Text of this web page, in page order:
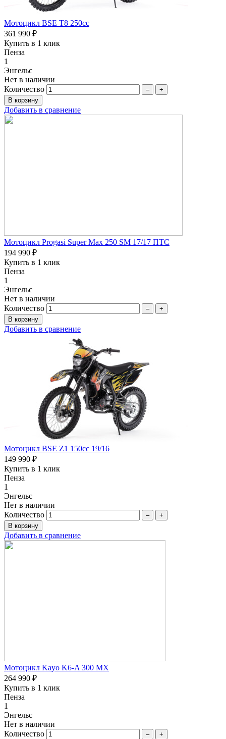
Мотоцикл BSE T8 250сс
361 990 ₽
Купить в 1 клик
Пенза
1
Энгельс
Нет в наличии
Количество
– +
Добавить в сравнение
Мотоцикл Progasi Super Max 250 SM 17/17 ПТС
194 990 ₽
Купить в 1 клик
Пенза
1
Энгельс
Нет в наличии
Количество
– +
Добавить в сравнение
Мотоцикл BSE Z1 150сс 19/16
149 990 ₽
Купить в 1 клик
Пенза
1
Энгельс
Нет в наличии
Количество
– +
Добавить в сравнение
Мотоцикл Kayo K6-A 300 MX
264 990 ₽
Купить в 1 клик
Пенза
1
Энгельс
Нет в наличии
Количество
– +